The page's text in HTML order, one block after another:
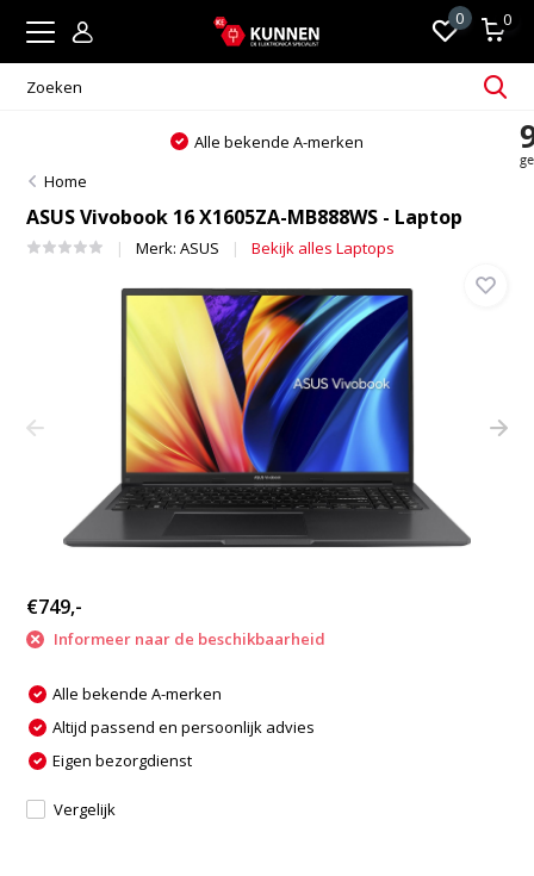
0 0
Alle bekende A-merken
Home
ASUS Vivobook 16 X1605ZA-MB888WS - Laptop
Merk:ASUS Bekijk alles Laptops
€749,-
Informeer naar de beschikbaarheid
Alle bekende A-merken
Altijd passend en persoonlijk advies
Eigen bezorgdienst
Vergelijk